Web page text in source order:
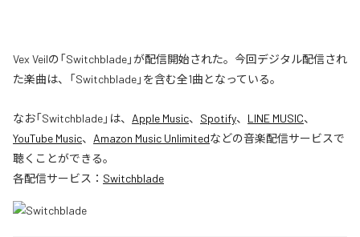
Vex Veilの「Switchblade」が配信開始された。今回デジタル配信され
た楽曲は、「Switchblade」を含む全1曲となっている。
なお「Switchblade」は、 Apple Music、 Spotify、 LINE MUSIC、
YouTube Music、 Amazon Music Unlimitedなどの音楽配信サービスで
聴くことができる。
各配信サービス： Switchblade